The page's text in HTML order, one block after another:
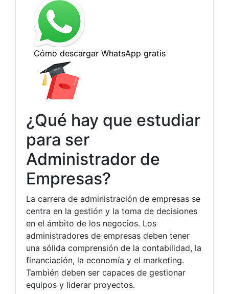
¿Qué hay que estudiar
para ser
Administrador de
Empresas?
La carrera de administración de empresas se
centra en la gestión y la toma de decisiones
en el ámbito de los negocios. Los
administradores de empresas deben tener
una sólida comprensión de la contabilidad, la
financiación, la economía y el marketing.
También deben ser capaces de gestionar
equipos y liderar proyectos.